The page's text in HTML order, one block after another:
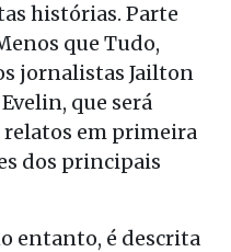
histórias. Parte
que Tudo,
jornalistas Jailton
que será
em primeira
dos principais
entanto, é descrita